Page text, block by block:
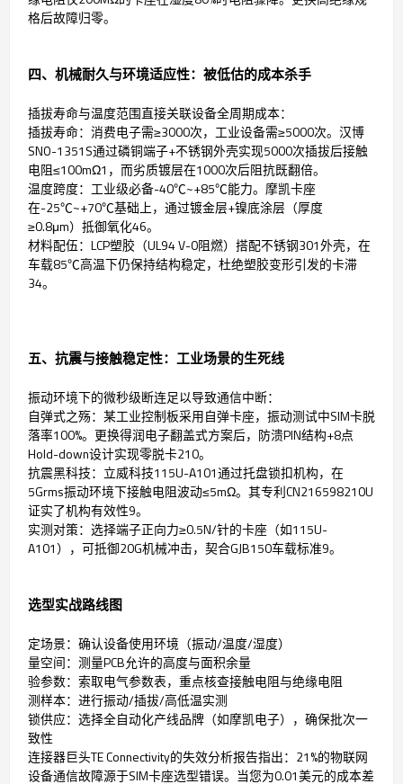
格后故障归零。
四、机械耐久与环境适应性：被低估的成本杀手
插拔寿命与温度范围直接关联设备全周期成本：
插拔寿命：消费电子需≥3000次，工业设备需≥5000次。汉博
SNO-1351S通过磷铜端子+不锈钢外壳实现5000次插拔后接触
电阻≤100mΩ1，而劣质镀层在1000次后阻抗既翻倍。
温度跨度：工业级必备-40℃~+85℃能力。摩凯卡座
在-25℃~+70℃基础上，通过镀金层+镍底涂层（厚度
≥0.8μm）抵御氧化46。
材料配伍：LCP塑胶（UL94 V-0阻燃）搭配不锈钢301外壳，在
车载85℃高温下仍保持结构稳定，杜绝塑胶变形引发的卡滞
34。
五、抗震与接触稳定性：工业场景的生死线
振动环境下的微秒级断连足以导致通信中断：
自弹式之殇：某工业控制板采用自弹卡座，振动测试中SIM卡脱
落率100%。更换得润电子翻盖式方案后，防溃PIN结构+8点
Hold-down设计实现零脱卡210。
抗震黑科技：立威科技115U-A101通过托盘锁扣机构，在
5Grms振动环境下接触电阻波动≤5mΩ。其专利CN216598210U
证实了机构有效性9。
实测对策：选择端子正向力≥0.5N/针的卡座（如115U-
A101），可抵御20G机械冲击，契合GJB150车载标准9。
选型实战路线图
定场景：确认设备使用环境（振动/温度/湿度）
量空间：测量PCB允许的高度与面积余量
验参数：索取电气参数表，重点核查接触电阻与绝缘电阻
测样本：进行振动/插拔/高低温实测
锁供应：选择全自动化产线品牌（如摩凯电子），确保批次一
致性
连接器巨头TE Connectivity的失效分析报告指出：21%的物联网
设备通信故障源于SIM卡座选型错误。当您为0.01美元的成本差